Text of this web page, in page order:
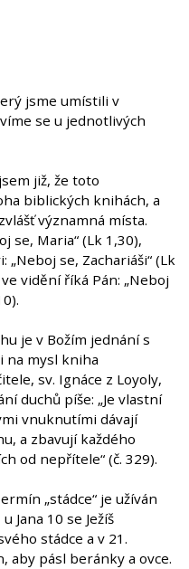
jsme umístili v
se u jednotlivých
již, že toto
biblických knihách, a
významná místa.
se, Maria“ (Lk 1,30),
se, Zachariáši“ (Lk
vidění říká Pán: „Neboj
je v Božím jednání s
na mysl kniha
sv. Ignáce z Loyoly,
duchů píše: „Je vlastní
vnuknutími dávají
a zbavují každého
od nepřítele“ (č. 329).
„stádce“ je užíván
Jana 10 se Ježíš
stádce a v 21.
aby pásl beránky a ovce.